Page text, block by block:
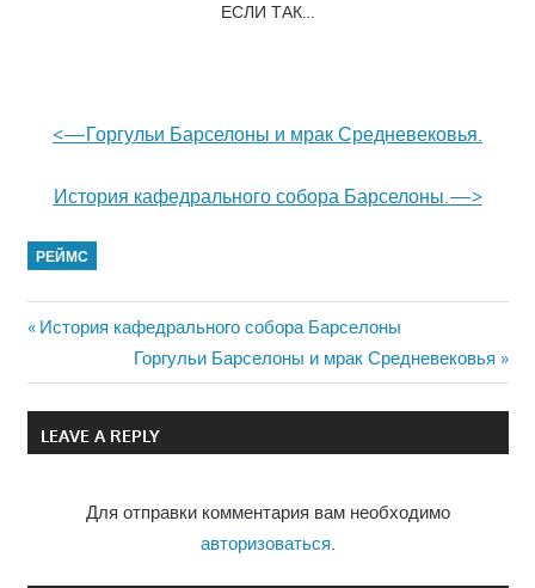
ЕСЛИ ТАК…
<—Горгульи Барселоны и мрак Средневековья.
История кафедрального собора Барселоны.—>
РЕЙМС
Навигация
по
записям
Previous
История кафедрального собора Барселоны
Next
Post:
Горгульи Барселоны и мрак Средневековья
LEAVE A REPLY
Для отправки комментария вам необходимо
авторизоваться